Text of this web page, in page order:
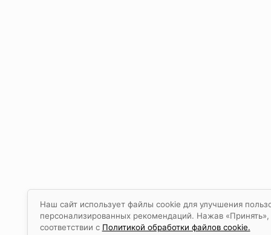
Наш сайт использует файлы cookie для улучшения
персонализированных рекомендаций. Нажав
соответствии с Политикой обработки файлов cookie.